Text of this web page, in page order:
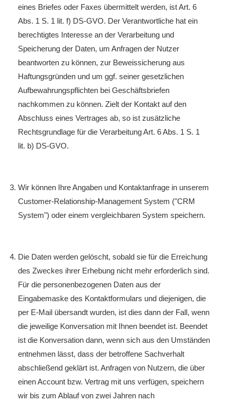
eines Briefes oder Faxes übermittelt werden, ist Art. 6
Abs. 1 S. 1 lit. f) DS-GVO. Der Verantwortliche hat ein
berechtigtes Interesse an der Verarbeitung und
Speicherung der Daten, um Anfragen der Nutzer
beantworten zu können, zur Beweissicherung aus
Haftungsgründen und um ggf. seiner gesetzlichen
Aufbewahrungspflichten bei Geschäftsbriefen
nachkommen zu können. Zielt der Kontakt auf den
Abschluss eines Vertrages ab, so ist zusätzliche
Rechtsgrundlage für die Verarbeitung Art. 6 Abs. 1 S. 1
lit. b) DS-GVO.
Wir können Ihre Angaben und Kontaktanfrage in unserem
Customer-Relationship-Management System ("CRM
System") oder einem vergleichbaren System speichern.
Die Daten werden gelöscht, sobald sie für die Erreichung
des Zweckes ihrer Erhebung nicht mehr erforderlich sind.
Für die personenbezogenen Daten aus der
Eingabemaske des Kontaktformulars und diejenigen, die
per E-Mail übersandt wurden, ist dies dann der Fall, wenn
die jeweilige Konversation mit Ihnen beendet ist. Beendet
ist die Konversation dann, wenn sich aus den Umständen
entnehmen lässt, dass der betroffene Sachverhalt
abschließend geklärt ist. Anfragen von Nutzern, die über
einen Account bzw. Vertrag mit uns verfügen, speichern
wir bis zum Ablauf von zwei Jahren nach